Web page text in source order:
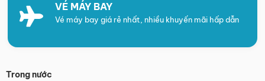
VÉ MÁY BAY
Vé máy bay giá rẻ nhất, nhiều khuyến mãi hấp dẫn
Trong nước